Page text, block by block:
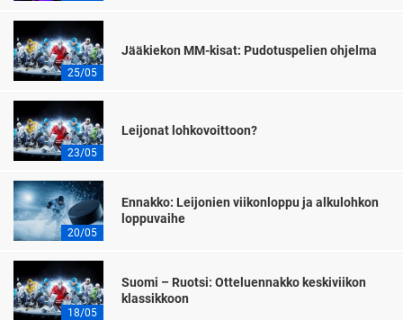
25/05
Jääkiekon MM-kisat: Pudotuspelien ohjelma
23/05
Leijonat lohkovoittoon?
20/05
Ennakko: Leijonien viikonloppu ja alkulohkon
loppuvaihe
18/05
Suomi – Ruotsi: Otteluennakko keskiviikon
klassikkoon